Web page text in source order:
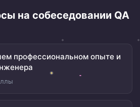
на собеседовании QA
профессиональном опыте и